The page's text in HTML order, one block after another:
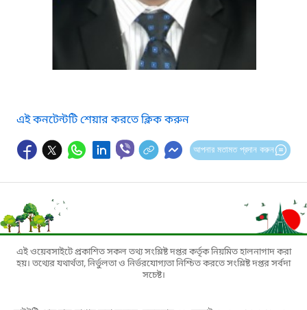
এই কনটেন্টটি শেয়ার করতে ক্লিক করুন
আপনার মতামত প্রদান করুন
এই ওয়েবসাইটে প্রকাশিত সকল তথ্য সংশ্লিষ্ট দপ্তর কর্তৃক নিয়মিত হালনাগাদ করা
হয়। তথ্যের যথার্থতা, নির্ভুলতা ও নির্ভরযোগ্যতা নিশ্চিত করতে সংশ্লিষ্ট দপ্তর সর্বদা
সচেষ্ট।